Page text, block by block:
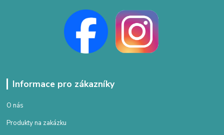
Informace pro zákazníky
O nás
Produkty na zakázku